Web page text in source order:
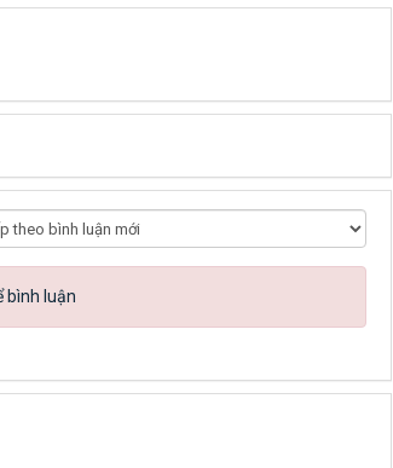
bình luận